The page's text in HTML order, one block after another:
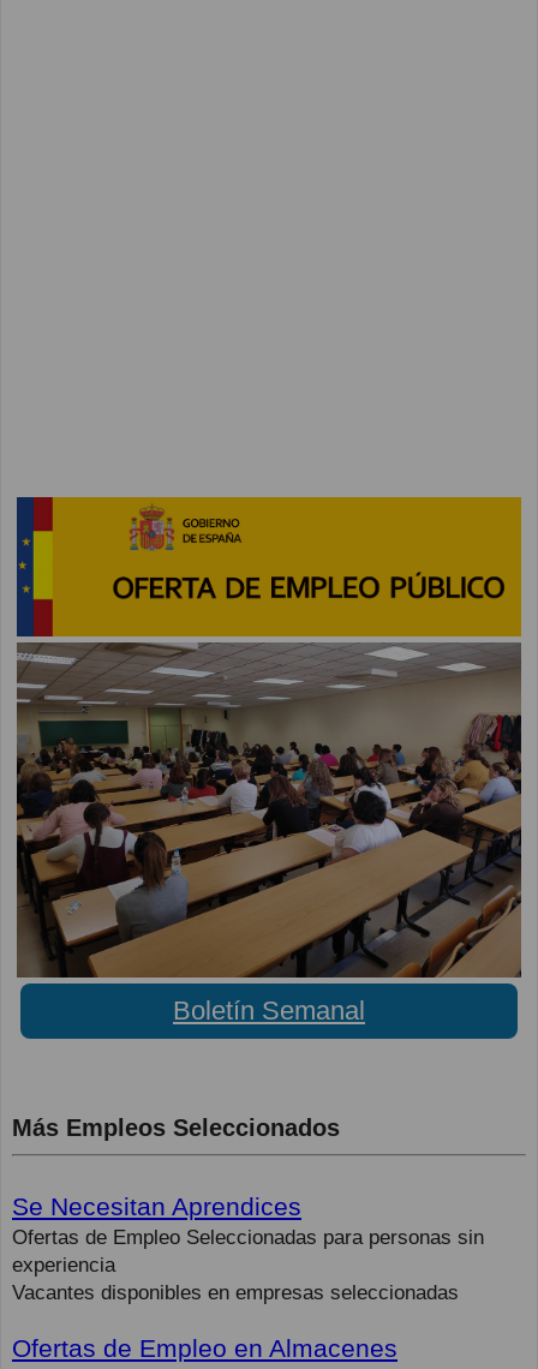
Boletín Semanal
Más Empleos Seleccionados
Se Necesitan Aprendices
Ofertas de Empleo Seleccionadas para personas sin
experiencia
Vacantes disponibles en empresas seleccionadas
Ofertas de Empleo en Almacenes